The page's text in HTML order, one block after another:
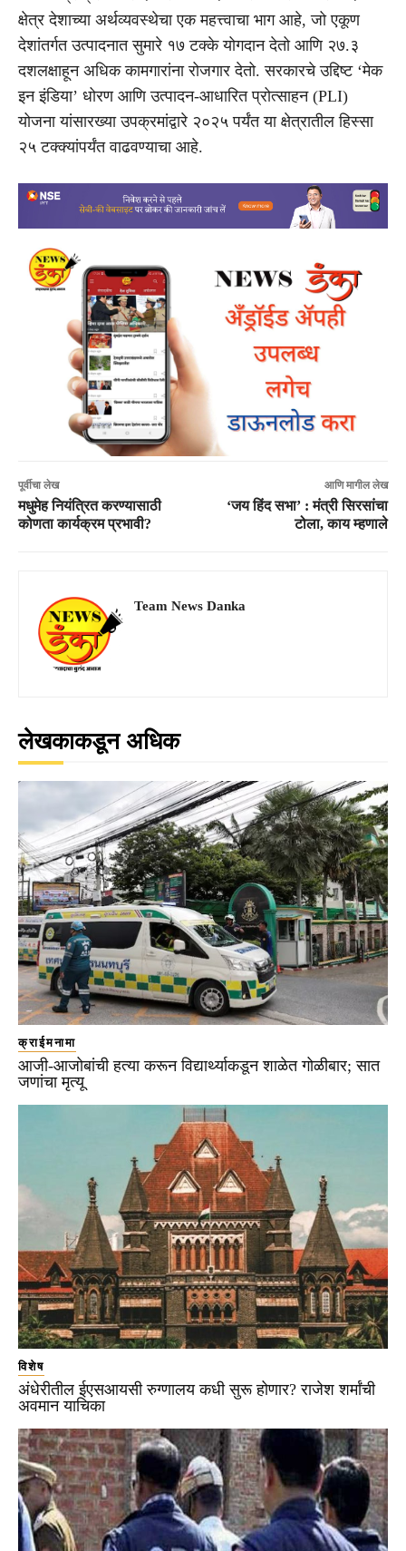
क्षेत्र देशाच्या अर्थव्यवस्थेचा एक महत्त्वाचा भाग आहे, जो एकूण
देशांतर्गत उत्पादनात सुमारे १७ टक्के योगदान देतो आणि २७.३
दशलक्षाहून अधिक कामगारांना रोजगार देतो. सरकारचे उद्दिष्ट ‘मेक
इन इंडिया’ धोरण आणि उत्पादन-आधारित प्रोत्साहन (PLI)
योजना यांसारख्या उपक्रमांद्वारे २०२५ पर्यंत या क्षेत्रातील हिस्सा
२५ टक्क्यांपर्यंत वाढवण्याचा आहे.
पूर्वीचा लेख
मधुमेह नियंत्रित करण्यासाठी
कोणता कार्यक्रम प्रभावी?
आणि मागील लेख
‘जय हिंद सभा’ : मंत्री सिरसांचा
टोला, काय म्हणाले
Team News Danka
लेखकाकडून अधिक
क्राईमनामा
आजी-आजोबांची हत्या करून विद्यार्थ्याकडून शाळेत गोळीबार; सात
जणांचा मृत्यू
विशेष
अंधेरीतील ईएसआयसी रुग्णालय कधी सुरू होणार? राजेश शर्मांची
अवमान याचिका